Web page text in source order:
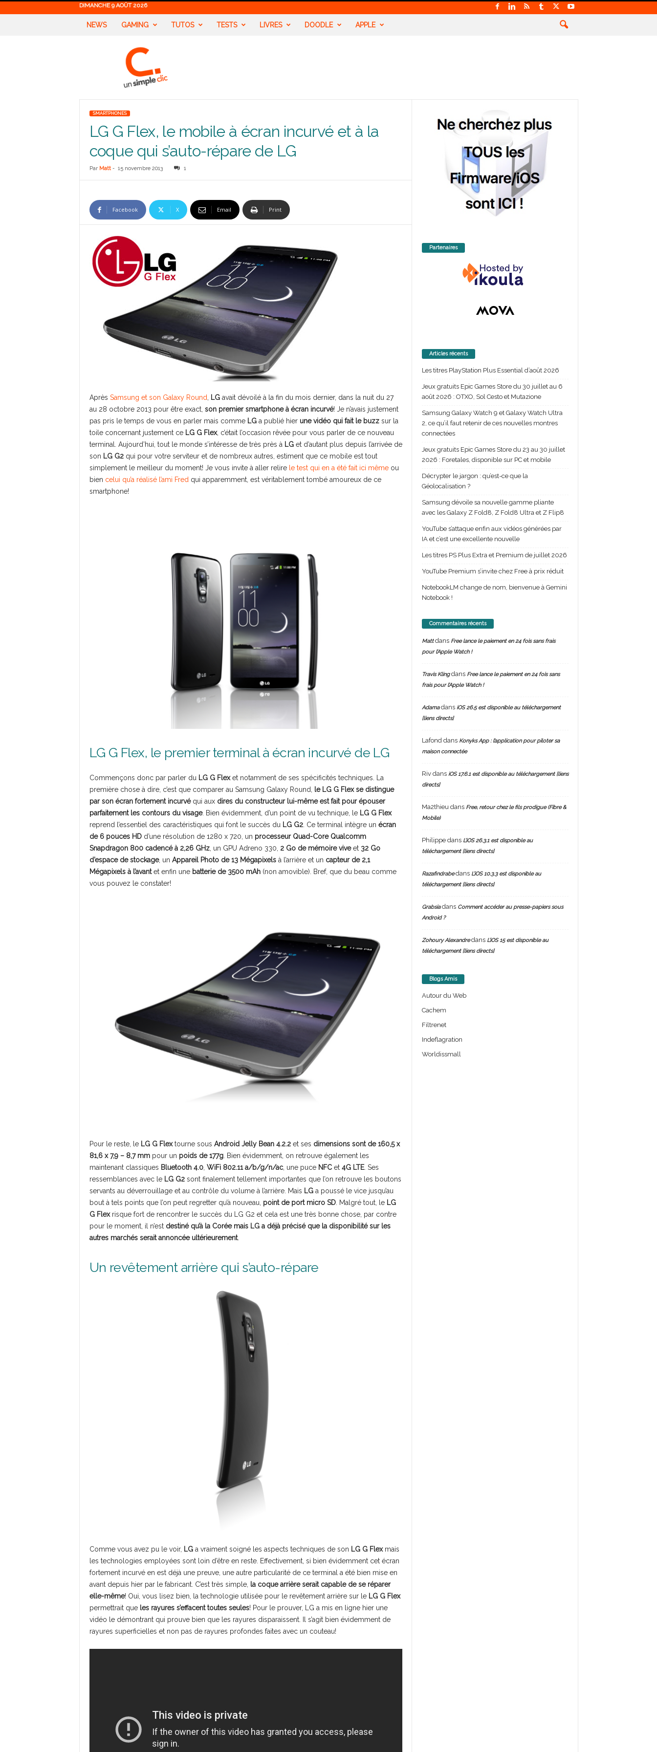
DIMANCHE 9 AOÛT 2026
NEWS GAMING TUTOS TESTS LIVRES DOODLE APPLE
SMARTPHONES
LG G Flex, le mobile à écran incurvé et à la
coque qui s’auto-répare de LG
Par Matt- 15 novembre 2013 1
Facebook X Email Print
Après Samsung et son Galaxy Round LGavait dévoilé à la fin du mois dernier, dans la nuit du 27
au 28 octobre 2013 pour être exact, son premier smartphone à écran incurvé! Je n’avais justement
pas pris le temps de vous en parler mais comme LGa publié hier une vidéo qui fait le buzzsur la
toile concernant justement ce LG G Flex, c’était l’occasion rêvée pour vous parler de ce nouveau
terminal. Aujourd’hui, tout le monde s’intéresse de très près à LGet d’autant plus depuis l’arrivée de
son LG G2qui pour votre serviteur et de nombreux autres, estiment que ce mobile est tout
simplement le meilleur du moment! Je vous invite à aller relire le test qui en a été fait ici mêmeou
bien celui qu’a réalisé l’ami Fred qui apparemment, est véritablement tombé amoureux de ce
smartphone!
LG G Flex, le premier terminal à écran incurvé de LG
Commençons donc par parler du LG G Flexet notamment de ses spécificités techniques. La
première chose à dire, c’est que comparer au Samsung Galaxy Round,
le LG G Flex se distingue
par son écran fortement incurvéqui aux dires du constructeur lui-même est fait pour épouser
parfaitement les contours du visage. Bien évidemment, d’un point de vu technique, le LG G Flex
reprend l’essentiel des caractéristiques qui font le succès du LG G2. Ce terminal intègre un écran
de 6 pouces HDd’une résolution de 1280 x 720, un processeur Quad-Core Qualcomm
Snapdragon 800 cadencé à 2,26 GHz, un GPU Adreno 330, 2 Go de mémoire viveet 32 Go
d’espace de stockage, un Appareil Photo de 13 Mégapixelsà l’arrière et un capteur de 2,1
Mégapixels à l’avantet enfin une batterie de 3500 mAh(non amovible). Bref, que du beau comme
vous pouvez le constater!
Pour le reste, le LG G Flextourne sous Android Jelly Bean 4.2.2et ses dimensions sont de 160,5 x
81,6 x 7,9 – 8,7 mmpour un poids de 177g. Bien évidemment, on retrouve également les
maintenant classiques Bluetooth 4.0, WiFi 802.11 a/b/g/n/ac, une puce NFCet 4G LTE. Ses
ressemblances avec le LG G2sont finalement tellement importantes que l’on retrouve les boutons
servants au déverrouillage et au contrôle du volume à l’arrière. Mais LGa poussé le vice jusqu’au
bout à tels points que l’on peut regretter qu’à nouveau, point de port micro SD. Malgré tout, le LG
G Flexrisque fort de rencontrer le succès du LG G2 et cela est une très bonne chose, par contre
pour le moment, il n’est destiné qu’à la Corée mais LG a déjà précisé que la disponibilité sur les
autres marchés serait annoncée ultérieurement.
Un revêtement arrière qui s’auto-répare
Comme vous avez pu le voir, LGa vraiment soigné les aspects techniques de son LG G Flexmais
les technologies employées sont loin d’être en reste. Effectivement, si bien évidemment cet écran
fortement incurvé en est déjà une preuve, une autre particularité de ce terminal a été bien mise en
avant depuis hier par le fabricant. C’est très simple, la coque arrière serait capable de se réparer
elle-même! Oui, vous lisez bien, la technologie utilisée pour le revêtement arrière sur le LG G Flex
permettrait que les rayures s’effacent toutes seules! Pour le prouver, LG a mis en ligne hier une
vidéo le démontrant qui prouve bien que les rayures disparaissent. Il s’agit bien évidemment de
rayures superficielles et non pas de rayures profondes faites avec un couteau!
Partenaires
Articles récents
Les titres PlayStation Plus Essential d’août 2026
Jeux gratuits Epic Games Store du 30 juillet au 6
août 2026 : OTXO, Sol Cesto et Mutazione
Samsung Galaxy Watch 9 et Galaxy Watch Ultra
2, ce qu’il faut retenir de ces nouvelles montres
connectées
Jeux gratuits Epic Games Store du 23 au 30 juillet
2026 : Foretales, disponible sur PC et mobile
Décrypter le jargon : qu’est-ce que la
Géolocalisation ?
Samsung dévoile sa nouvelle gamme pliante
avec les Galaxy Z Fold8, Z Fold8 Ultra et Z Flip8
YouTube s’attaque enfin aux vidéos générées par
IA et c’est une excellente nouvelle
Les titres PS Plus Extra et Premium de juillet 2026
YouTube Premium s’invite chez Free à prix réduit
NotebookLM change de nom, bienvenue à Gemini
Notebook !
Commentaires récents
Mattdans Free lance le paiement en 24 fois sans frais
pour l’Apple Watch !
Travis Klingdans Free lance le paiement en 24 fois sans
frais pour l’Apple Watch !
Adamadans iOS 26.5 est disponible au téléchargement
[liens directs]
Lafond dans Konyks App : l’application pour piloter sa
maison connectée
Rivdans iOS 17.6.1 est disponible au téléchargement [liens
directs]
Ma2thieu dans Free, retour chez le fils prodigue (Fibre &
Mobile)
Philippedans L’iOS 26.3.1 est disponible au
téléchargement [liens directs]
Razafindrabedans L’iOS 10.3.3 est disponible au
téléchargement [liens directs]
Grabsiadans Comment accéder au presse-papiers sous
Android ?
Zohoury Alexandredans L’iOS 15 est disponible au
téléchargement [liens directs]
Blogs Amis
Autour du Web
Cachem
Filtrenet
Indeflagration
Worldissmall